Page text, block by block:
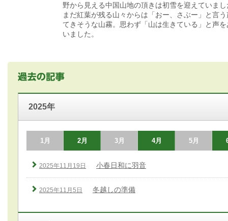
野から見える中国山地の頂きは初雪を迎えていまし
まだ紅葉が残る山々からは「おー、さぶー」と言
てきそうな山霧。思わず「山は生きている」と声
いました。
2025年
1月 2月 3月 4月 5月
2025年11月19日 小春日和に羽音
2025年11月5日 冬越しの準備